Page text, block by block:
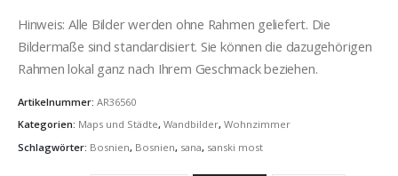
Hinweis: Alle Bilder werden ohne Rahmen geliefert. Die
Bildermaße sind standardisiert. Sie können die dazugehörigen
Rahmen lokal ganz nach Ihrem Geschmack beziehen.
Artikelnummer: AR36560
Kategorien: Maps und Städte, Wandbilder, Wohnzimmer
Schlagwörter: Bosnien, Bosnien, sana, sanski most